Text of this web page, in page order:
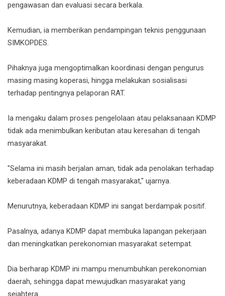
pengawasan dan evaluasi secara berkala.
Kemudian, ia memberikan pendampingan teknis penggunaan
SIMKOPDES.
Pihaknya juga mengoptimalkan koordinasi dengan pengurus
masing masing koperasi, hingga melakukan sosialisasi
terhadap pentingnya pelaporan RAT.
Ia mengaku dalam proses pengelolaan atau pelaksanaan KDMP
tidak ada menimbulkan keributan atau keresahan di tengah
masyarakat.
"Selama ini masih berjalan aman, tidak ada penolakan terhadap
keberadaan KDMP di tengah masyarakat," ujarnya.
Menurutnya, keberadaan KDMP ini sangat berdampak positif.
Pasalnya, adanya KDMP dapat membuka lapangan pekerjaan
dan meningkatkan perekonomian masyarakat setempat.
Dia berharap KDMP ini mampu menumbuhkan perekonomian
daerah, sehingga dapat mewujudkan masyarakat yang